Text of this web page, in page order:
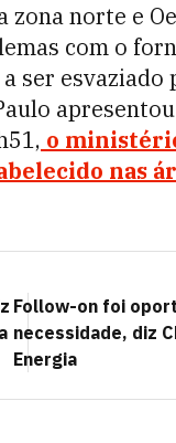
zona norte e
com o
ser
o
nas
Follow-on foi
necessidade, diz
Energia